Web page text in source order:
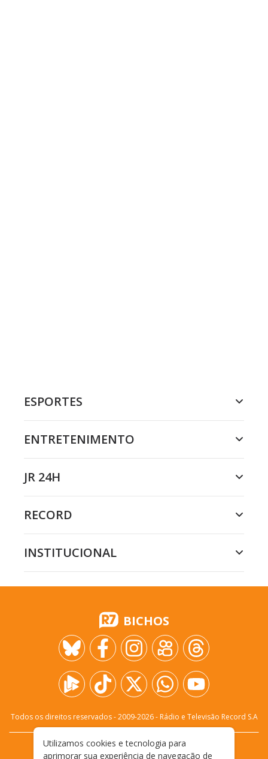
ESPORTES
ENTRETENIMENTO
JR 24H
RECORD
INSTITUCIONAL
BICHOS
Todos os direitos reservados - 2009-2026- Rádio e Televisão Record S.A
FALE CONOSCO PRIVACIDADE
Utilizamos cookies e tecnologia para
aprimorar sua experiência de navegação de